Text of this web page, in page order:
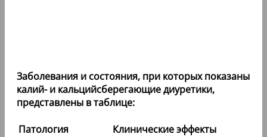
Заболевания и состояния, при которых показаны
калий- и кальцийсберегающие диуретики,
представлены в таблице:
Патология Клинические эффекты